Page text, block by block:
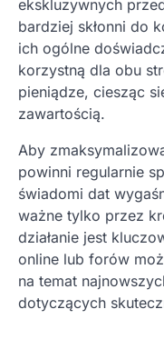
ekskluzywnych
bardziej skłonni do
ich ogólne
korzystną dla obu
pieniądze, ciesząc
zawartością.
Aby
powinni regularnie
świadomi dat
ważne tylko przez
działanie jest
online lub forów
na temat
dotyczących